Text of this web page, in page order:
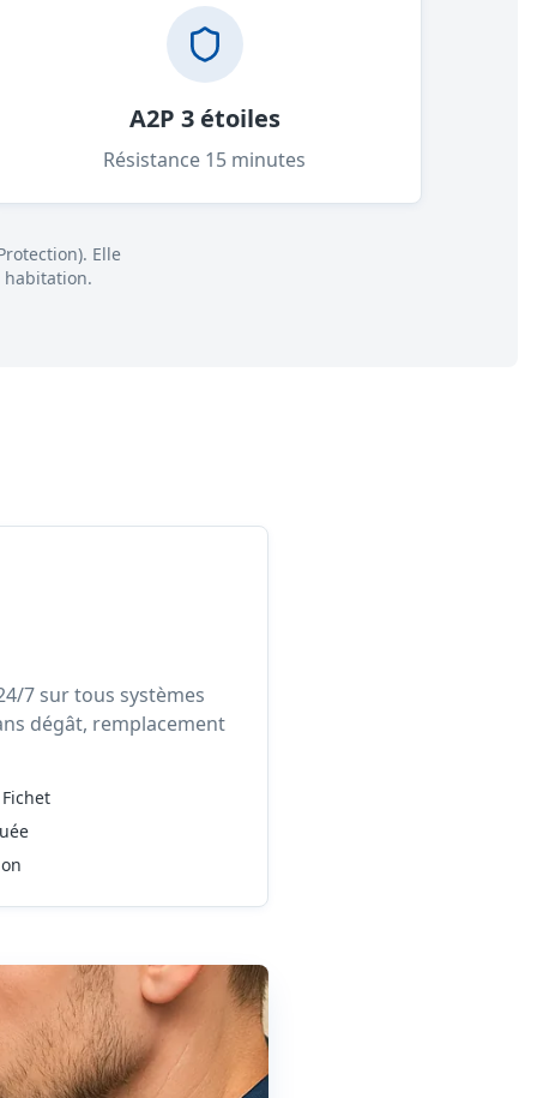
A2P 3 étoiles
Résistance 15 minutes
Elle
habitation.
7 sur tous systèmes
dégât, remplacement